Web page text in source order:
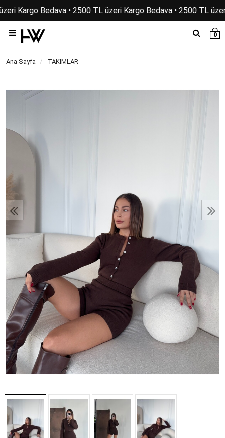
Kargo Bedava • 2500 TL üzeri Kargo Bedava • 2500 TL
0
Ana Sayfa TAKIMLAR